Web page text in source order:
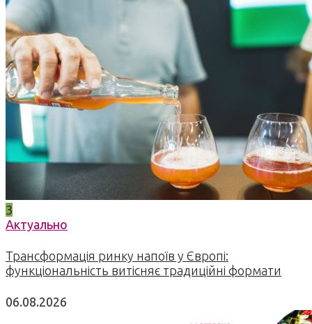
3
Актуально
Трансформація ринку напоїв у Європі:
функціональність витісняє традиційні формати
06.08.2026